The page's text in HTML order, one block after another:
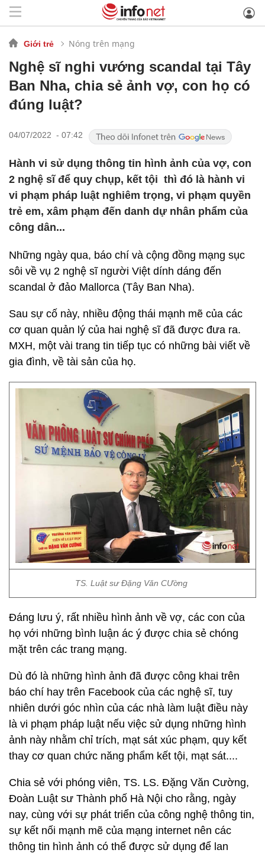
Giới trẻ Nóng trên mạng
Nghệ sĩ nghi vướng scandal tại Tây
Ban Nha, chia sẻ ảnh vợ, con họ có
đúng luật?
04/07/2022 - 07:42
Hành vi sử dụng thông tin hình ảnh của vợ, con
2 nghệ sĩ để quy chụp, kết tội thì đó là hành vi
vi phạm pháp luật nghiêm trọng, vi phạm quyền
trẻ em, xâm phạm đến danh dự nhân phẩm của
công dân...
Những ngày qua, báo chí và cộng đồng mạng sục
sôi về vụ 2 nghệ sĩ người Việt dính dáng đến
scandal ở đảo Mallorca (Tây Ban Nha).
Sau sự cố này, nhiều động thái mạnh mẽ của các
cơ quan quản lý của hai nghệ sĩ đã được đưa ra.
MXH, một vài trang tin tiếp tục có những bài viết về
gia đình, về tài sản của họ.
TS. Luật sư Đặng Văn CƯờng
Đáng lưu ý, rất nhiều hình ảnh về vợ, các con của
họ với những bình luận ác ý được chia sẻ chóng
mặt trên các trang mạng.
Dù đó là những hình ảnh đã được công khai trên
báo chí hay trên Facebook của các nghệ sĩ, tuy
nhiên dưới góc nhìn của các nhà làm luật điều này
là vi phạm pháp luật nếu việc sử dụng những hình
ảnh này nhằm chỉ trích, mạt sát xúc phạm, quy kết
thay cơ quan chức năng phẩm kết tội, mạt sát....
Chia sẻ với phóng viên, TS. LS. Đặng Văn Cường,
Đoàn Luật sư Thành phố Hà Nội cho rằng, ngày
nay, cùng với sự phát triển của công nghệ thông tin,
sự kết nối mạnh mẽ của mạng internet nên các
thông tin hình ảnh có thể được sử dụng để lan